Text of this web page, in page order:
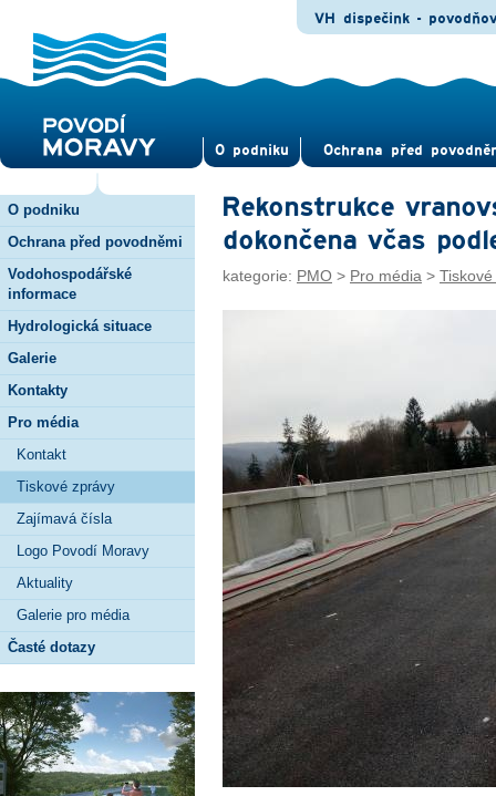
O pod­niku Ochrana před
VH dispečink -
O podniku
Ochrana před povodněmi
Vodohospodářské
informace
Hydrologická situace
Galerie
Kontakty
Pro média
Kontakt
Tiskové zprávy
Zajímavá čísla
Logo Povodí Moravy
Aktuality
Galerie pro média
Časté dotazy
Rekonstrukce
dokončena včas
kategorie: PMO > Pro média >